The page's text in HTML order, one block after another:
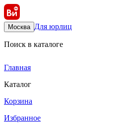
Москва Для юрлиц
Поиск в каталоге
Главная
Каталог
Корзина
Избранное